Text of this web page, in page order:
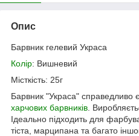
Опис
Барвник гелевий Украса
Колір: Вишневий
Місткість: 25г
Барвник "Украса" справедливо
харчових барвників .
Ідеально підходить для
тіста, марципана та багато